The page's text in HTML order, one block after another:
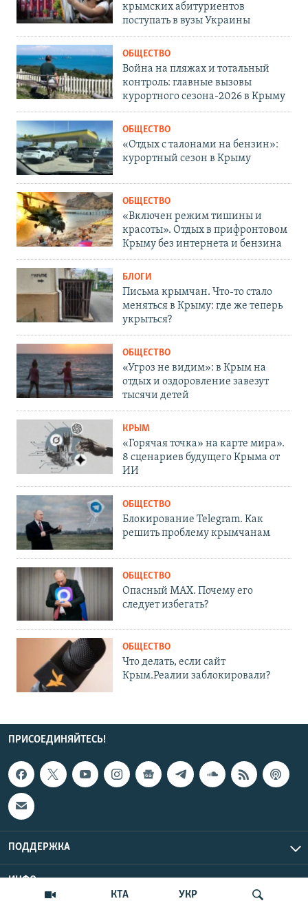
КТА УКР
крымских абитуриентов
поступать в вузы Украины
ОБЩЕСТВО
Война на пляжах и тотальный
контроль: главные вызовы
курортного сезона-2026 в Крыму
ОБЩЕСТВО
«Отдых с талонами на бензин»:
курортный сезон в Крыму
ОБЩЕСТВО
«Включен режим тишины и
красоты». Отдых в прифронтовом
Крыму без интернета и бензина
БЛОГИ
Письма крымчан. Что-то стало
меняться в Крыму: где же теперь
укрыться?
ОБЩЕСТВО
«Угроз не видим»: в Крым на
отдых и оздоровление завезут
тысячи детей
КРЫМ
«Горячая точка» на карте мира».
8 сценариев будущего Крыма от
ИИ
ОБЩЕСТВО
Блокирование Telegram. Как
решить проблему крымчанам
ОБЩЕСТВО
Опасный MAX. Почему его
следует избегать?
ОБЩЕСТВО
Что делать, если сайт
Крым.Реалии заблокировали?
ПРИСОЕДИНЯЙТЕСЬ!
ПОДДЕРЖКА
ИНФО